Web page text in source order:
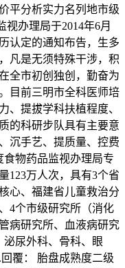
平分析实力名列地市级
办理局于2014年6月
认定的通知布告，生多
凡是无须特殊干涉，积
全市初创独创，勤奋为
目前三明市全科医师培
、提拔学科扶植程度、
的科研步队具有主要意
沉手艺、提质量、控费
食物药品监视办理局专
123万人次，具有3个省
心、福建省儿童救治分
4个市级研究所（消化
病研究所、血液病研究
泌尿外科、骨科、眼
覆： 胎盘成熟度二级